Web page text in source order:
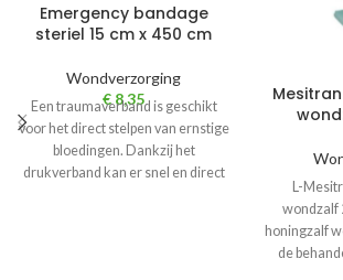
Emergency bandage
steriel 15 cm x 450 cm
Wondverzorging
€ 8,35
Een traumaverband is geschikt
voor het direct stelpen van ernstige
bloedingen. Dankzij het
drukverband kan er snel en direct
L-
wondzalf
honingzalf
de